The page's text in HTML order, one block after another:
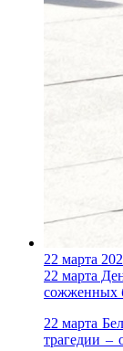
22 марта
22 марта
сожженных
22 марта
трагедии –